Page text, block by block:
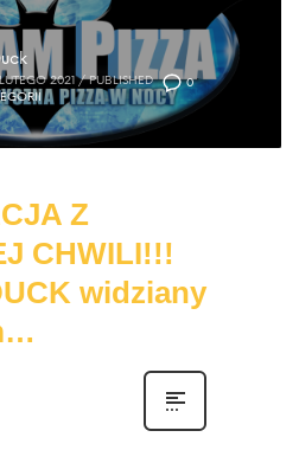
0
2021 / PUBLISHED
Z
CHWILI!!!
widziany